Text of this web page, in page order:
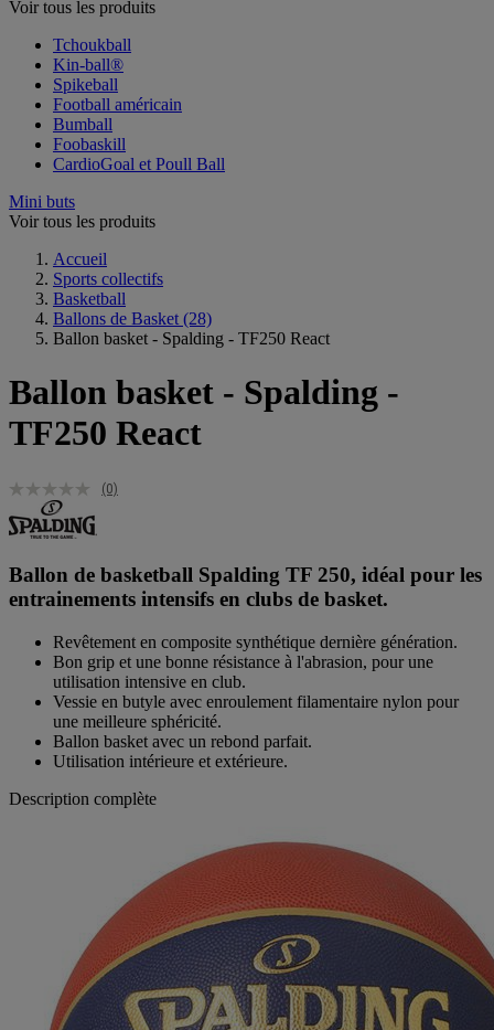
Voir tous les produits
Tchoukball
Kin-ball®
Spikeball
Football américain
Bumball
Foobaskill
CardioGoal et Poull Ball
Mini buts
Voir tous les produits
Accueil
Sports collectifs
Basketball
Ballons de Basket (28)
Ballon basket - Spalding - TF250 React
Ballon basket - Spalding -
TF250 React
(0)
Ballon de basketball Spalding TF 250, idéal pour les
entrainements intensifs en clubs de basket.
Revêtement en composite synthétique dernière génération.
Bon grip et une bonne résistance à l'abrasion, pour une
utilisation intensive en club.
Vessie en butyle avec enroulement filamentaire nylon pour
une meilleure sphéricité.
Ballon basket avec un rebond parfait.
Utilisation intérieure et extérieure.
Description complète